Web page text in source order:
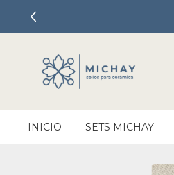
INICIO SETS MICHAY